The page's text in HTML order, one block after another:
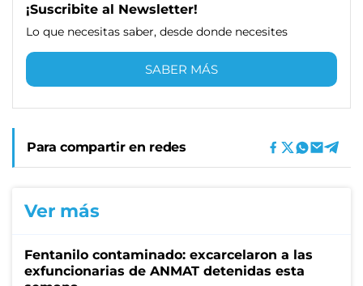
¡Suscribite al Newsletter!
Lo que necesitas saber, desde donde necesites
SABER MÁS
Para compartir en redes
Ver más
Fentanilo contaminado: excarcelaron a las
exfuncionarias de ANMAT detenidas esta